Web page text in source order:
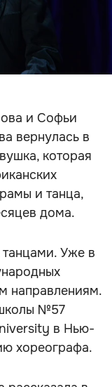
и Софьи
вернулась в
которая
и танца,
дома.
Уже в
направлениям.
№57
в Нью-
хореографа.